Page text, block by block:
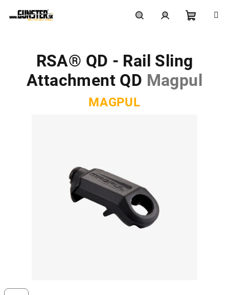
košík
RSA® QD - Rail Sling
Attachment QD Magpul
MAGPUL